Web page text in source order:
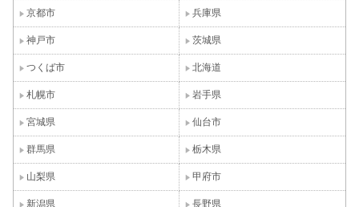
京都市 兵庫県
神戸市 茨城県
つくば市 北海道
札幌市 岩手県
宮城県 仙台市
群馬県 栃木県
山梨県 甲府市
新潟県 長野県